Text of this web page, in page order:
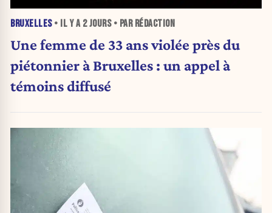
BRUXELLES• IL Y A 2 JOURS• PAR RÉDACTION
Une femme de 33 ans violée près du
piétonnier à Bruxelles : un appel à
témoins diffusé